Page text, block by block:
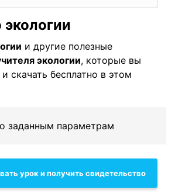
и другие полезные
экологии, которые вы
скачать бесплатно в этом
заданным параметрам
урок и получить свидетельство